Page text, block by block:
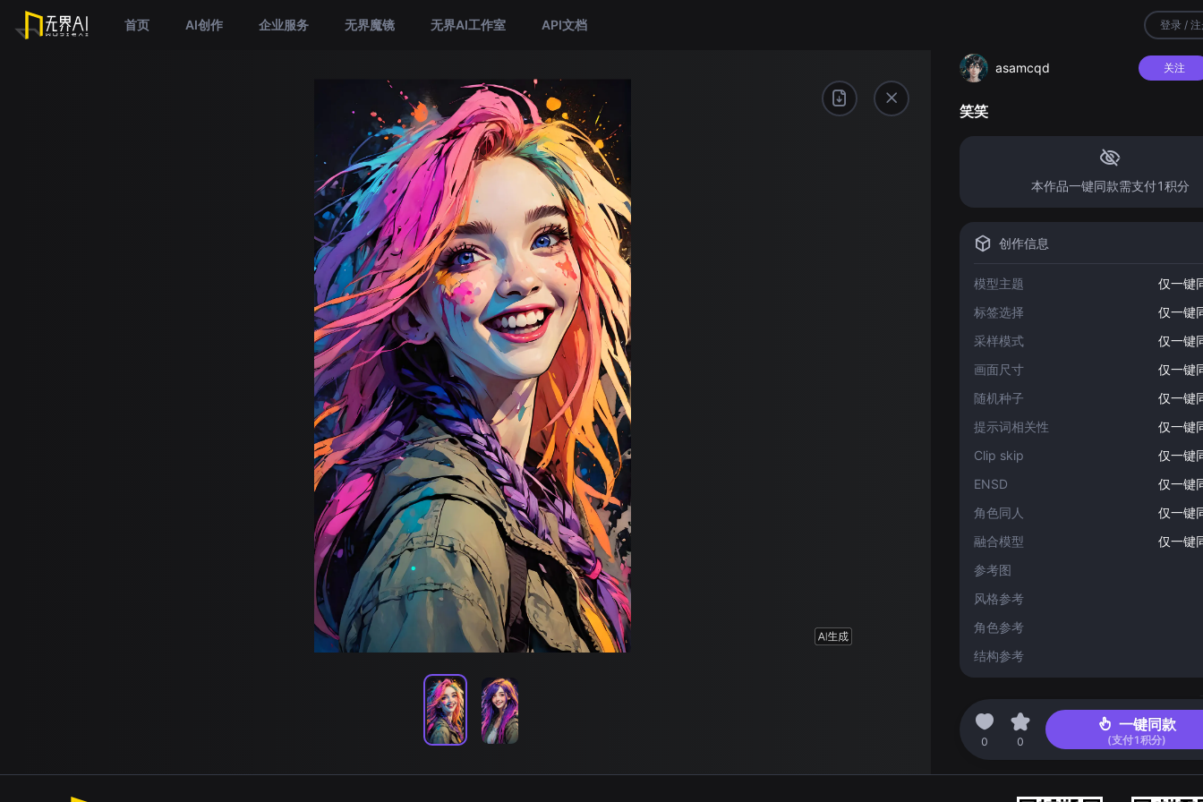
首页 AI创作 企业服务 无界魔镜 无界AI工作室 API文档 登录 /
asamcqd 关注
笑笑
本作品一键同款需支付1积分
创作信息
模型主题
仅一键
标签选择
仅一键
采样模式
仅一键
画面尺寸
仅一键
随机种子
仅一键
提示词相关性
仅一键
Clip skip
仅一键
ENSD
仅一键
角色同人
仅一键
融合模型
仅一键
参考图
风格参考
角色参考
结构参考
2024-03-09 02:47
0 0
一键同款
(支付1积分)